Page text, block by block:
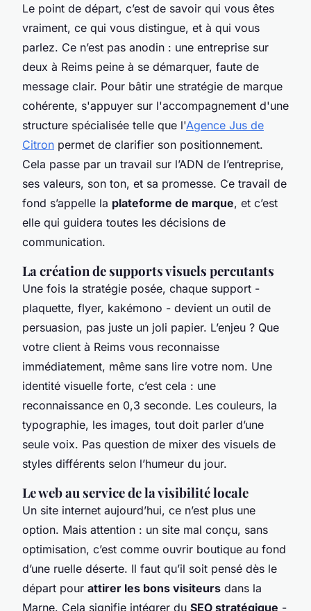
Le point de départ, c’est de savoir qui vous êtes
vraiment, ce qui vous distingue, et à qui vous
parlez. Ce n’est pas anodin : une entreprise sur
deux à Reims peine à se démarquer, faute de
message clair. Pour bâtir une stratégie de marque
cohérente, s'appuyer sur l'accompagnement d'une
structure spécialisée telle que l'Agence Jus de
Citron permet de clarifier son positionnement.
Cela passe par un travail sur l’ADN de l’entreprise,
ses valeurs, son ton, et sa promesse. Ce travail de
fond s’appelle la plateforme de marque, et c’est
elle qui guidera toutes les décisions de
communication.
La création de supports visuels percutants
Une fois la stratégie posée, chaque support -
plaquette, flyer, kakémono - devient un outil de
persuasion, pas juste un joli papier. L’enjeu ? Que
votre client à Reims vous reconnaisse
immédiatement, même sans lire votre nom. Une
identité visuelle forte, c’est cela : une
reconnaissance en 0,3 seconde. Les couleurs, la
typographie, les images, tout doit parler d’une
seule voix. Pas question de mixer des visuels de
styles différents selon l’humeur du jour.
Le web au service de la visibilité locale
Un site internet aujourd’hui, ce n’est plus une
option. Mais attention : un site mal conçu, sans
optimisation, c’est comme ouvrir boutique au fond
d’une ruelle déserte. Il faut qu’il soit pensé dès le
départ pour attirer les bons visiteurs dans la
Marne. Cela signifie intégrer du SEO stratégique -